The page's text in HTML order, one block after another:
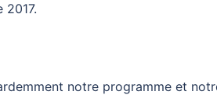
2017.
notre programme et